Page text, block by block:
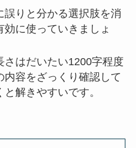
誤りと分かる選択肢を消
に使っていきましょ
さはだいたい1200字程度
内容をざっくり確認して
解きやすいです。